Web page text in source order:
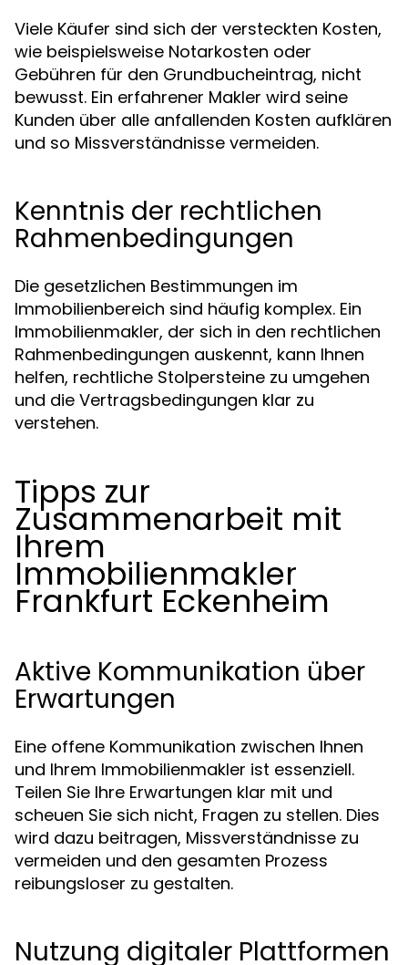
Viele Käufer sind sich der versteckten Kosten,
wie beispielsweise Notarkosten oder
Gebühren für den Grundbucheintrag, nicht
bewusst. Ein erfahrener Makler wird seine
Kunden über alle anfallenden Kosten aufklären
und so Missverständnisse vermeiden.
Kenntnis der rechtlichen
Rahmenbedingungen
Die gesetzlichen Bestimmungen im
Immobilienbereich sind häufig komplex. Ein
Immobilienmakler, der sich in den rechtlichen
Rahmenbedingungen auskennt, kann Ihnen
helfen, rechtliche Stolpersteine zu umgehen
und die Vertragsbedingungen klar zu
verstehen.
Tipps zur
Zusammenarbeit mit
Ihrem
Immobilienmakler
Frankfurt Eckenheim
Aktive Kommunikation über
Erwartungen
Eine offene Kommunikation zwischen Ihnen
und Ihrem Immobilienmakler ist essenziell.
Teilen Sie Ihre Erwartungen klar mit und
scheuen Sie sich nicht, Fragen zu stellen. Dies
wird dazu beitragen, Missverständnisse zu
vermeiden und den gesamten Prozess
reibungsloser zu gestalten.
Nutzung digitaler Plattformen